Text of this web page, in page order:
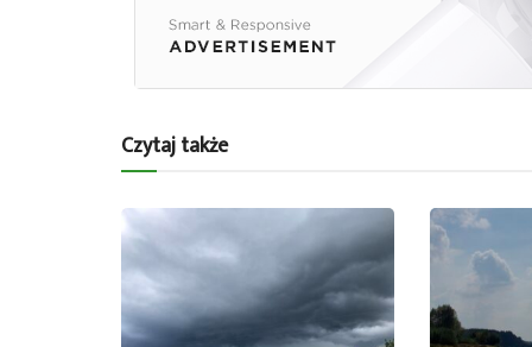
Czytaj także